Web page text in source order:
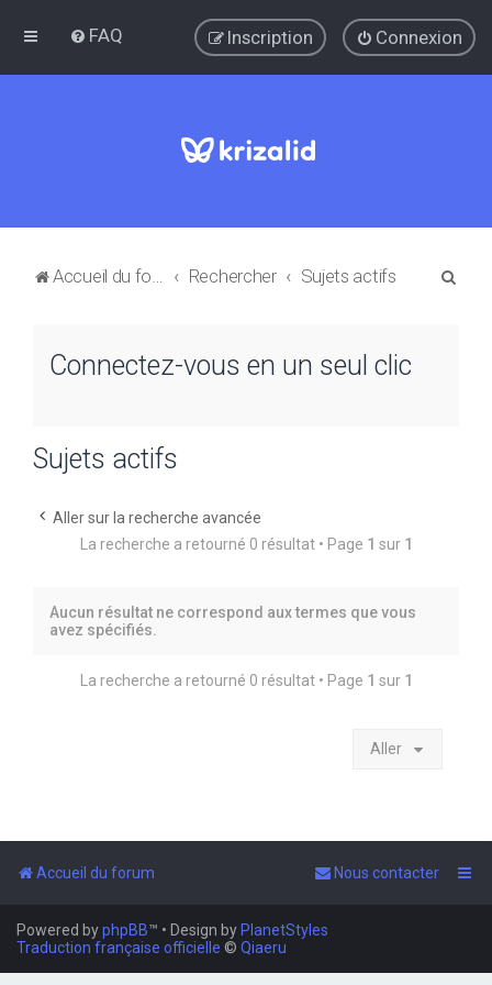
FAQ Connexion
Inscription
Accueil du forum Rechercher Sujets actifs
Connectez-vous en un seul clic
Sujets actifs
Aller sur la recherche avancée
La recherche a retourné 0 résultat • Page 1 sur 1
Aucun résultat ne correspond aux termes que vous
avez spécifiés.
La recherche a retourné 0 résultat • Page 1 sur 1
Aller
Accueil du forum Nous contacter
Powered byphpBB™ • Design byPlanetStyles
Traduction française officielle © Qiaeru